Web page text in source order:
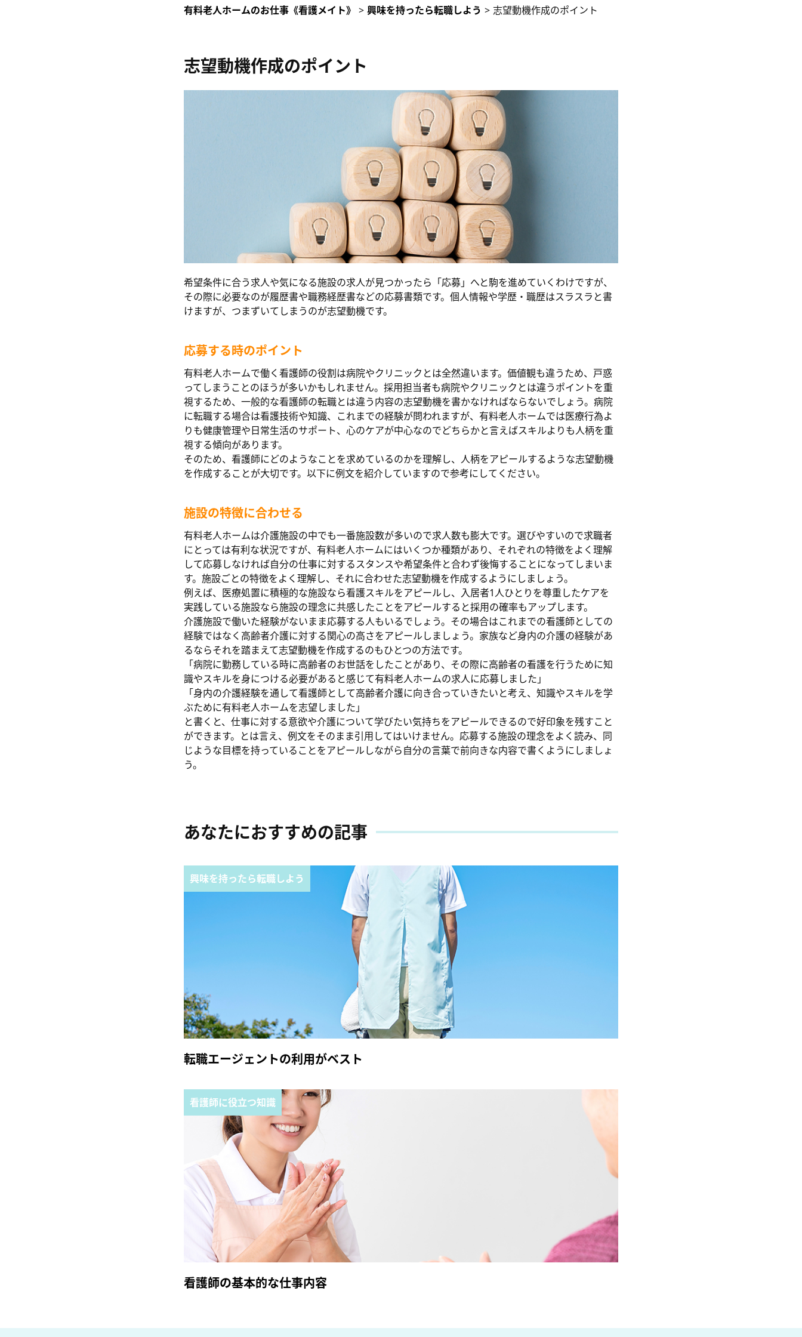
有料老人ホームのお仕事《看護メイト》 > 興味を持ったら転職しよう > 志望動機作成のポイント
志望動機作成のポイント
希望条件に合う求人や気になる施設の求人が見つかったら「応募」へと駒を進めていくわけですが、
その際に必要なのが履歴書や職務経歴書などの応募書類です。個人情報や学歴・職歴はスラスラと書
けますが、つまずいてしまうのが志望動機です。
応募する時のポイント
有料老人ホームで働く看護師の役割は病院やクリニックとは全然違います。価値観も違うため、戸惑
ってしまうことのほうが多いかもしれません。採用担当者も病院やクリニックとは違うポイントを重
視するため、一般的な看護師の転職とは違う内容の志望動機を書かなければならないでしょう。病院
に転職する場合は看護技術や知識、これまでの経験が問われますが、有料老人ホームでは医療行為よ
りも健康管理や日常生活のサポート、心のケアが中心なのでどちらかと言えばスキルよりも人柄を重
視する傾向があります。
そのため、看護師にどのようなことを求めているのかを理解し、人柄をアピールするような志望動機
を作成することが大切です。以下に例文を紹介していますので参考にしてください。
施設の特徴に合わせる
有料老人ホームは介護施設の中でも一番施設数が多いので求人数も膨大です。選びやすいので求職者
にとっては有利な状況ですが、有料老人ホームにはいくつか種類があり、それぞれの特徴をよく理解
して応募しなければ自分の仕事に対するスタンスや希望条件と合わず後悔することになってしまいま
す。施設ごとの特徴をよく理解し、それに合わせた志望動機を作成するようにしましょう。
例えば、医療処置に積極的な施設なら看護スキルをアピールし、入居者1人ひとりを尊重したケアを
実践している施設なら施設の理念に共感したことをアピールすると採用の確率もアップします。
介護施設で働いた経験がないまま応募する人もいるでしょう。その場合はこれまでの看護師としての
経験ではなく高齢者介護に対する関心の高さをアピールしましょう。家族など身内の介護の経験があ
るならそれを踏まえて志望動機を作成するのもひとつの方法です。
「病院に勤務している時に高齢者のお世話をしたことがあり、その際に高齢者の看護を行うために知
識やスキルを身につける必要があると感じて有料老人ホームの求人に応募しました」
「身内の介護経験を通して看護師として高齢者介護に向き合っていきたいと考え、知識やスキルを学
ぶために有料老人ホームを志望しました」
と書くと、仕事に対する意欲や介護について学びたい気持ちをアピールできるので好印象を残すこと
ができます。とは言え、例文をそのまま引用してはいけません。応募する施設の理念をよく読み、同
じような目標を持っていることをアピールしながら自分の言葉で前向きな内容で書くようにしましょ
う。
あなたにおすすめの記事
興味を持ったら転職しよう
転職エージェントの利用がベスト
看護師に役立つ知識
看護師の基本的な仕事内容